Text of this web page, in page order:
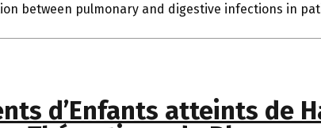
between pulmonary and digestive infections in
d’Enfants atteints de